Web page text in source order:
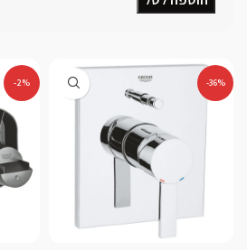
-36%
-2%